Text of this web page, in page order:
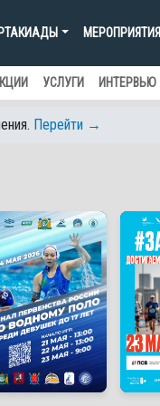
МЕРОПРИЯТИЯ
УСЛУГИ ИНТЕРВЬЮ
Перейти →